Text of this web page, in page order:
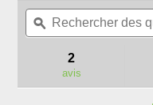
5
les
avis
Rechercher
des
questions
ϙ
2
avis